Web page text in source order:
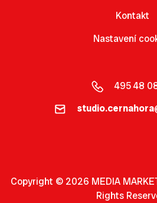
Kontakt
Nastavení
495 48
Copyright © 2026 MEDIA
Rights